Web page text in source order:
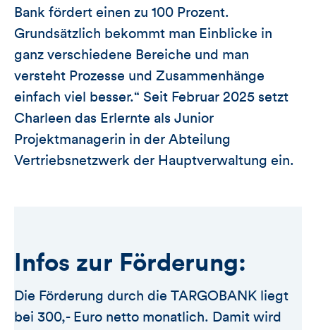
Bank fördert einen zu 100 Prozent.
Grundsätzlich bekommt man Einblicke in
ganz verschiedene Bereiche und man
versteht Prozesse und Zusammenhänge
einfach viel besser.“ Seit Februar 2025 setzt
Charleen das Erlernte als Junior
Projektmanagerin in der Abteilung
Vertriebsnetzwerk der Hauptverwaltung ein.
Infos zur Förderung:
Die Förderung durch die TARGOBANK liegt
bei 300,- Euro netto monatlich. Damit wird